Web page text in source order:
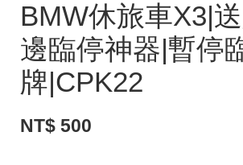
BMW休旅車X3|
邊臨停神器|暫停
牌|CPK22
NT$ 500